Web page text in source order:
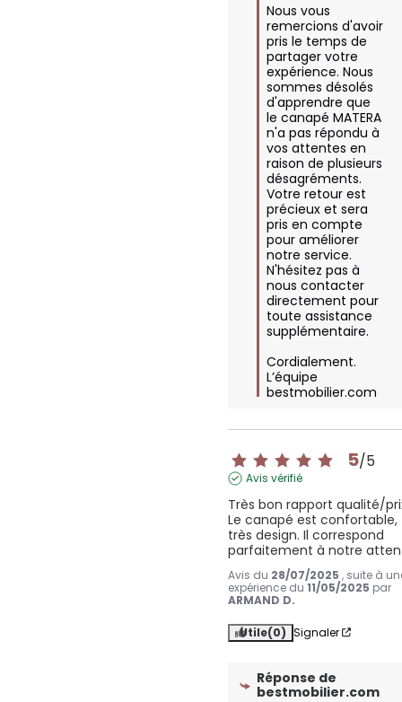
Nous vous
remercions d'avoir
pris le temps de
partager votre
expérience. Nous
sommes désolés
d'apprendre que
le canapé MATERA
n'a pas répondu à
vos attentes en
raison de plusieurs
désagréments.
Votre retour est
précieux et sera
pris en compte
pour améliorer
notre service.
N'hésitez pas à
nous contacter
directement pour
toute assistance
supplémentaire.
Cordialement.
L’équipe
bestmobilier.com
5/5
Avis vérifié
Très bon rapport qualité/
Le canapé est confortable,
très design. Il correspond
parfaitement à notre
Avis du 28/07/2025 , suite à
expérience du11/05/2025 par
ARMAND D.
Utile(0) Signaler
Réponse de
bestmobilier.com